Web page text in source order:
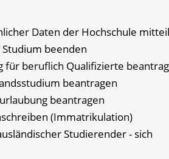
Daten der Hochschule
beenden
für beruflich Qualifizierte
beantragen
beantragen
(Immatrikulation)
Studierender - sich